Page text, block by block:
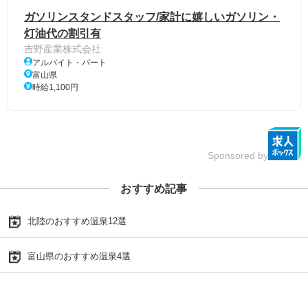
ガソリンスタンドスタッフ/家計に嬉しいガソリン・
灯油代の割引有
吉野産業株式会社
アルバイト・パート
富山県
時給1,100円
Sponsored by
おすすめ記事
北陸のおすすめ温泉12選
富山県のおすすめ温泉4選